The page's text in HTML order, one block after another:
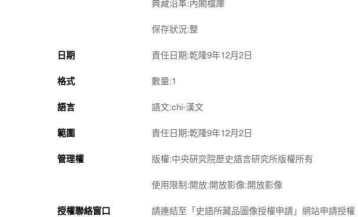
保存狀況:整
日期 責任日期:乾隆9年12月2日
格式 數量:1
語言 語文:chi-漢文
範圍 責任日期:乾隆9年12月2日
管理權 版權:中央研究院歷史語言研究所版權所有
使用限制:開放:開放影像:開放影像
授權聯絡窗口
請連結至「史語所藏品圖像授權申請」網站申請授權